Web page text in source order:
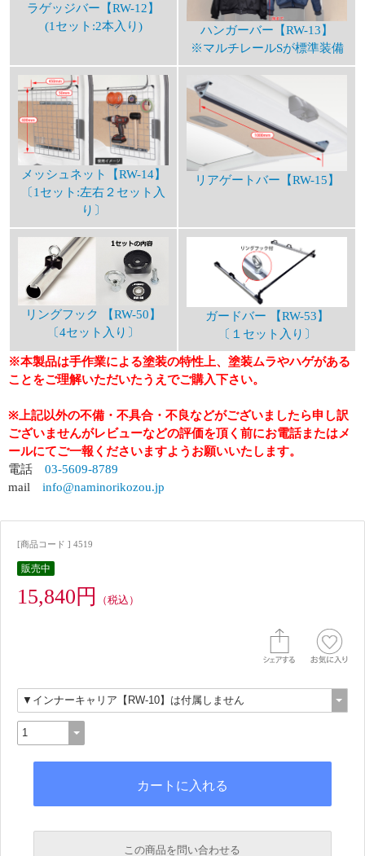
ラゲッジバー【RW-12】
(1セット:2本入り)
ハンガーバー【RW-13】
※マルチレールSが標準装備
メッシュネット【RW-14】
〔1セット:左右２セット入
り〕
リアゲートバー【RW-15】
リングフック 【RW-50】
〔4セット入り〕
ガードバー 【RW-53】
〔１セット入り〕
※本製品は手作業による塗装の特性上、塗装ムラやハゲがある
ことをご理解いただいたうえでご購入下さい。
※上記以外の不備・不具合・不良などがございましたら申し訳
ございませんがレビューなどの評価を頂く前にお電話またはメ
ールにてご一報くださいますようお願いいたします。
電話 03-5609-8789
mail info@naminorikozou.jp
[商品コード ] 4519
販売中
15,840円 （税込）
この商品を問い合わせる